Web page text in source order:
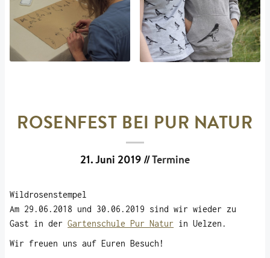
ROSENFEST BEI PUR NATUR
21. Juni 2019 //Termine
Wildrosenstempel
Am 29.06.2018 und 30.06.2019 sind wir wieder zu
Gast in derGartenschule Pur Natur in Uelzen.
Wir freuen uns auf Euren Besuch!